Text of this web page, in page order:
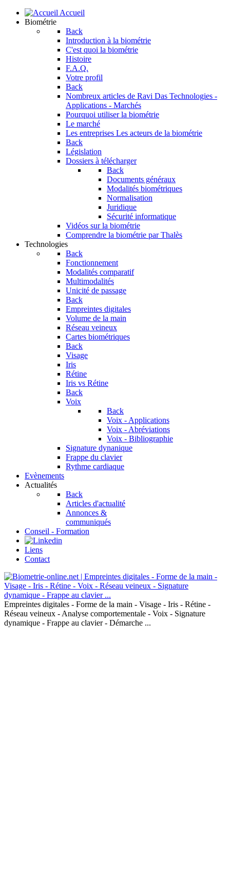
Accueil
Biométrie
Back
Introduction à la biométrie
C'est quoi la biométrie
Histoire
F.A.Q.
Votre profil
Back
Nombreux articles de Ravi Das Technologies -
Applications - Marchés
Pourquoi utiliser la biométrie
Le marché
Les entreprises Les acteurs de la biométrie
Back
Législation
Dossiers à télécharger
Back
Documents généraux
Modalités biométriques
Normalisation
Juridique
Sécurité informatique
Vidéos sur la biométrie
Comprendre la biométrie par Thalès
Technologies
Back
Fonctionnement
Modalités comparatif
Multimodalités
Unicité de passage
Back
Empreintes digitales
Volume de la main
Réseau veineux
Cartes biométriques
Back
Visage
Iris
Rétine
Iris vs Rétine
Back
Voix
Back
Voix - Applications
Voix - Abréviations
Voix - Bibliographie
Signature dynanique
Frappe du clavier
Rythme cardiaque
Evènements
Actualités
Back
Articles d'actualité
Annonces &
communiqués
Conseil - Formation
Liens
Contact
Empreintes digitales - Forme de la main - Visage - Iris - Rétine -
Réseau veineux - Analyse comportementale - Voix - Signature
dynamique - Frappe au clavier - Démarche ...